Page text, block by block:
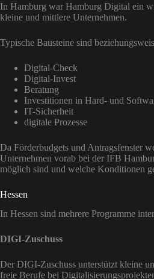
In Hamburg war Hamburg Digital ein
kleine und mittlere Unternehmen.
Typische Bausteine sind
Digital-Check
Digital-Invest
Beratung
Investitionen in Hard- und
IT-Sicherheit
digitale Prozesse
Da Förderbudgets und Antragsfenster
Unternehmen vorab bei der IFB
möglich sind und welche Konditionen
Hessen
In Hessen sind mehrere Programme
DIGI-Zuschuss
Der DIGI-Zuschuss unterstützt kleine
freie Berufe bei